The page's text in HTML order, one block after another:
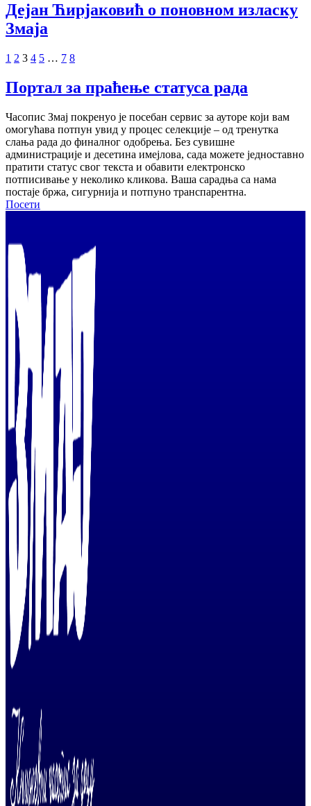
Дејан Ћирјаковић о поновном изласку
Змаја
1 2 3 4 5 … 7 8
Портал за праћење статуса рада
Часопис Змај покренуо је посебан сервис за ауторе који вам
омогућава потпун увид у процес селекције – од тренутка
слања рада до финалног одобрења. Без сувишне
администрације и десетина имејлова, сада можете једноставно
пратити статус свог текста и обавити електронско
потписивање у неколико кликова. Ваша сарадња са нама
постаје бржа, сигурнија и потпуно транспарентна.
Посети